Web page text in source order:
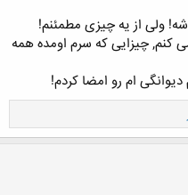
ولی از یه چیزی مطمئنم!
چیزایی که سرم اومده همه
ام رو امضا کردم!